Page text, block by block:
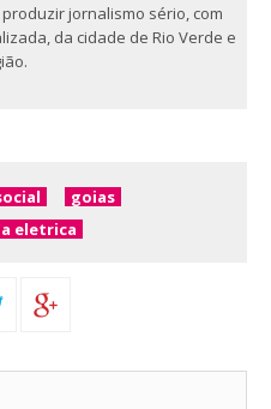
jornalismo sério, com
da cidade de Rio Verde e
goias
eletrica